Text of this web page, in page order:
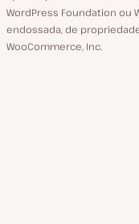
WordPress Foundation ou
endossada, de
WooCommerce, Inc.